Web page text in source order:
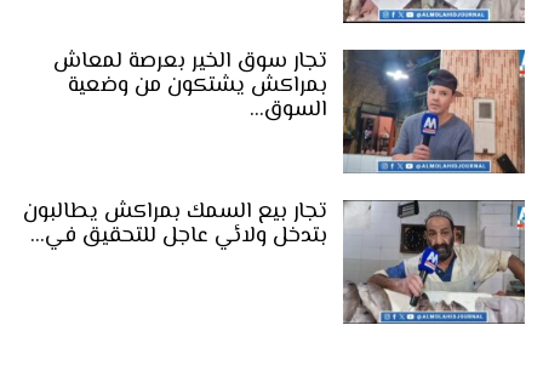
تجار سوق الخير بعرصة لمعاش
بمراكش يشتكون من وضعية
السوق…
تجار بيع السمك بمراكش يطالبون
بتدخل ولائي عاجل للتحقيق في…